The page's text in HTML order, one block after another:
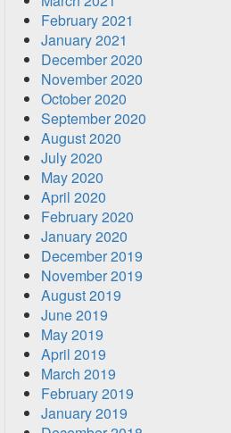
February 2021
January 2021
December 2020
November 2020
October 2020
September 2020
August 2020
July 2020
May 2020
April 2020
February 2020
January 2020
December 2019
November 2019
August 2019
June 2019
May 2019
April 2019
March 2019
February 2019
January 2019